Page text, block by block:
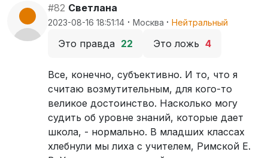
#82 Светлана
2023-08-16 18:51:14 · Москва · Нейтральный
Это правда 22 Это ложь 4
Все, конечно, субъективно. И то, что я
считаю возмутительным, для кого-то
великое достоинство. Насколько могу
судить об уровне знаний, которые дает
школа, - нормально. В младших классах
хлебнули мы лиха с учителем, Римской Е.